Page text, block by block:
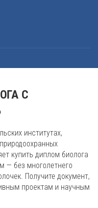
С
институтах,
купить диплом биолога
— без многолетнего
Получите документ,
проектам и научным